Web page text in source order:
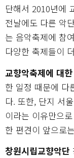
단해서 2010년에
전날에도 다른 악
는 음악축제에 참
다양한 축제들이
교향악축제에 대
한 일정 때문에 다
다. 또한, 단지 서
이라는 이유만으
한 편견이 앞으로
창원시립교향악단